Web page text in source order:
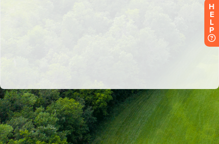
H
E
L
P